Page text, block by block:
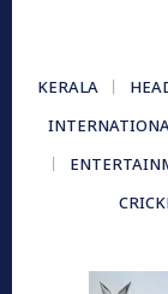
KERALA